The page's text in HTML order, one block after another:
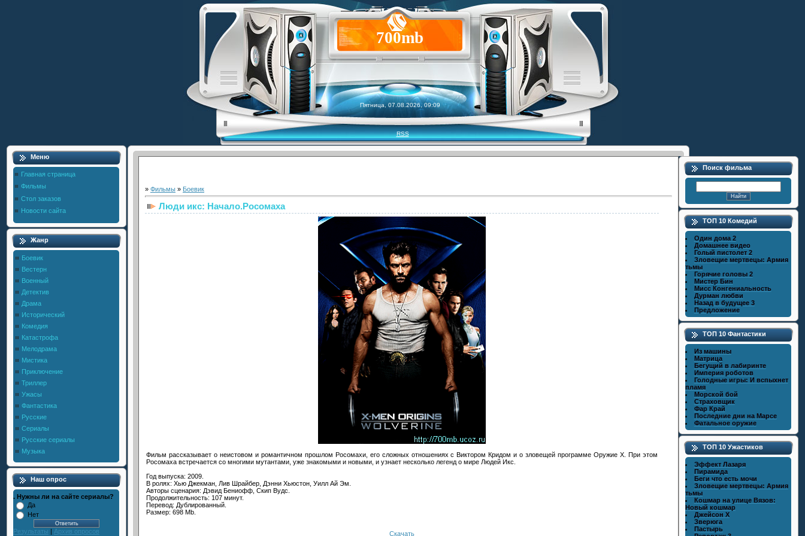
700mb
Пятница, 07.08.2026, 09:09
RSS
Меню
Главная страница
Фильмы
Стол заказов
Новости сайта
Жанр
Боевик
Вестерн
Военный
Детектив
Драма
Исторический
Комедия
Катастрофа
Мелодрама
Мистика
Приключение
Триллер
Ужасы
Фантастика
Русские
Сериалы
Русские сериалы
Музыка
Наш опрос
. Нужны ли на сайте сериалы?
Да
Нет
Результаты | Архив опросов
» Фильмы » Боевик
Люди икс: Начало.Росомаха
Фильм рассказывает о неистовом и романтичном прошлом Росомахи, его сложных отношениях с Виктором Кридом и о зловещей программе Оружие Х. При этом
Росомаха встречается со многими мутантами, уже знакомыми и новыми, и узнает несколько легенд о мире Людей Икс.
Год выпуска: 2009.
В ролях: Хью Джекман, Лив Шрайбер, Дэнни Хьюстон, Уилл Ай Эм.
Авторы сценария: Дэвид Бениофф, Скип Вудс.
Продолжительность: 107 минут.
Перевод: Дублированный.
Размер: 698 Mb.
Скачать
Поиск фильма
ТОП 10 Комедий
Один дома 2
Домашнее видео
Голый пистолет 2
Зловещие мертвецы: Армия
тьмы
Горячие головы 2
Мистер Бин
Мисс Конгениальность
Дурман любви
Назад в будущее 3
Предложение
ТОП 10 Фантастики
Из машины
Матрица
Бегущий в лабиринте
Империя роботов
Голодные игры: И вспыхнет
пламя
Морской бой
Страховщик
Фар Край
Последние дни на Марсе
Фатальное оружие
ТОП 10 Ужастиков
Эффект Лазаря
Пирамида
Беги что есть мочи
Зловещие мертвецы: Армия
тьмы
Кошмар на улице Вязов:
Новый кошмар
Джейсон X
Зверюга
Пастырь